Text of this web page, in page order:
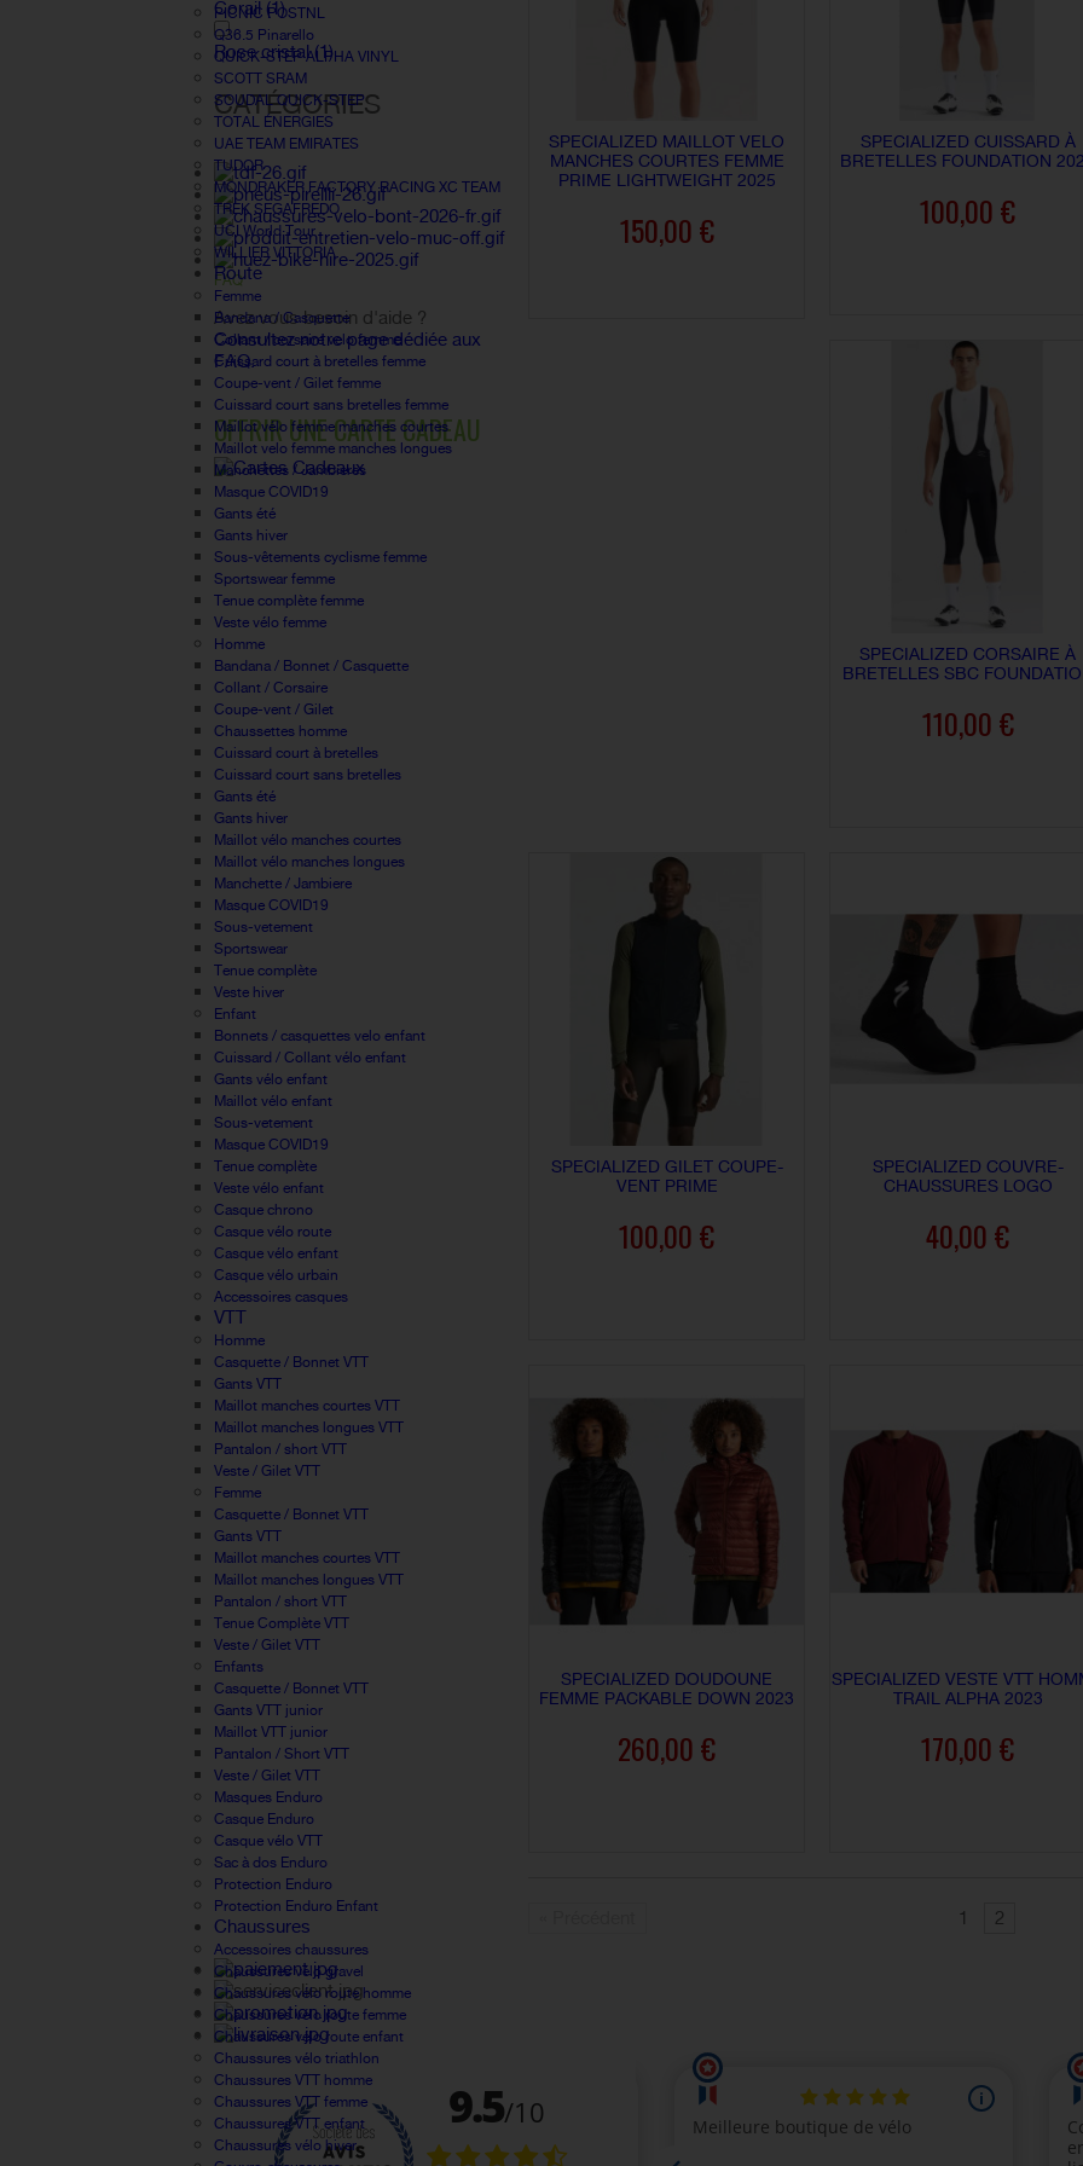
PICNIC POSTNL
Q36.5 Pinarello
QUICK-STEP ALPHA VINYL
SCOTT SRAM
SOUDAL QUICK-STEP
TOTAL ÉNERGIES
UAE TEAM EMIRATES
TUDOR
MONDRAKER FACTORY RACING XC TEAM
TREK SEGAFREDO
UCI World Tour
WILLIER VITTORIA
Route
Femme
Bandana / Casquette
Collant / corsaire velo femme
Cuissard court à bretelles femme
Coupe-vent / Gilet femme
Cuissard court sans bretelles femme
Maillot vélo femme manches courtes
Maillot velo femme manches longues
Manchettes / Jambieres
Masque COVID19
Gants été
Gants hiver
Sous-vêtements cyclisme femme
Sportswear femme
Tenue complète femme
Veste vélo femme
Homme
Bandana / Bonnet / Casquette
Collant / Corsaire
Coupe-vent / Gilet
Chaussettes homme
Cuissard court à bretelles
Cuissard court sans bretelles
Gants été
Gants hiver
Maillot vélo manches courtes
Maillot vélo manches longues
Manchette / Jambiere
Masque COVID19
Sous-vetement
Sportswear
Tenue complète
Veste hiver
Enfant
Bonnets / casquettes velo enfant
Cuissard / Collant vélo enfant
Gants vélo enfant
Maillot vélo enfant
Sous-vetement
Masque COVID19
Tenue complète
Veste vélo enfant
Casque chrono
Casque vélo route
Casque vélo enfant
Casque vélo urbain
Accessoires casques
VTT
Homme
Casquette / Bonnet VTT
Gants VTT
Maillot manches courtes VTT
Maillot manches longues VTT
Pantalon / short VTT
Veste / Gilet VTT
Femme
Casquette / Bonnet VTT
Gants VTT
Maillot manches courtes VTT
Maillot manches longues VTT
Pantalon / short VTT
Tenue Complète VTT
Veste / Gilet VTT
Enfants
Casquette / Bonnet VTT
Gants VTT junior
Maillot VTT junior
Pantalon / Short VTT
Veste / Gilet VTT
Masques Enduro
Casque Enduro
Casque vélo VTT
Sac à dos Enduro
Protection Enduro
Protection Enduro Enfant
Chaussures
Accessoires chaussures
Chaussures vélo gravel
Chaussures vélo route homme
Chaussures vélo route femme
Chaussures vélo route enfant
Chaussures vélo triathlon
Chaussures VTT homme
Chaussures VTT femme
Chaussures VTT enfant
Chaussures vélo hiver
SPECIALIZED MAILLOT VELO
MANCHES COURTES FEMME
PRIME LIGHTWEIGHT 2025
150,00 €
SPECIALIZED CUISSARD À
BRETELLES FOUNDATION
100,00 €
SPECIALIZED CORSAIRE À
BRETELLES SBC
110,00 €
SPECIALIZED GILET COUPE-
VENT PRIME
100,00 €
SPECIALIZED COUVRE-
CHAUSSURES LOGO
40,00 €
SPECIALIZED DOUDOUNE
FEMME PACKABLE DOWN 2023
260,00 €
SPECIALIZED VESTE VTT
TRAIL ALPHA 2023
170,00 €
1 2
Corail(1)
Rose cristal(1)
CATÉGORIES
FAQ
Avez vous besoin d'aide ?
Consultez notre page dédiée aux
FAQ.
OFFRIR UNE CARTE CADEAU